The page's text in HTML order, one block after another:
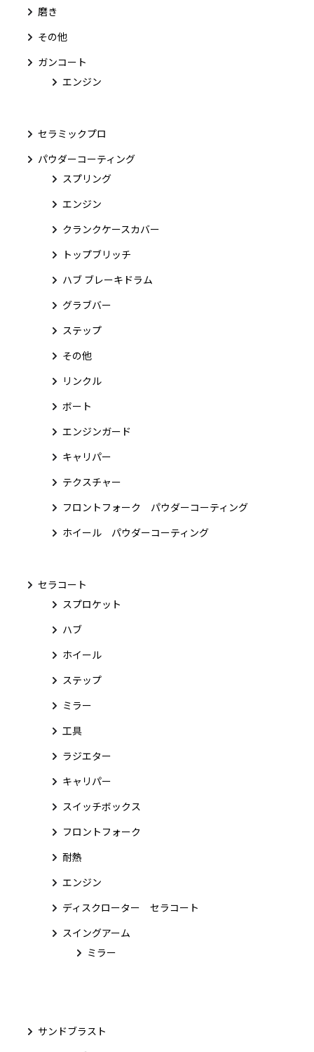
磨き
その他
ガンコート
エンジン
セラミックプロ
パウダーコーティング
スプリング
エンジン
クランクケースカバー
トップブリッチ
ハブ ブレーキドラム
グラブバー
ステップ
その他
リンクル
ボート
エンジンガード
キャリパー
テクスチャー
フロントフォーク パウダーコーティング
ホイール パウダーコーティング
セラコート
スプロケット
ハブ
ホイール
ステップ
ミラー
工具
ラジエター
キャリパー
スイッチボックス
フロントフォーク
耐熱
エンジン
ディスクローター セラコート
スイングアーム
ミラー
サンドブラスト